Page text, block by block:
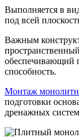
Выполняется в
под всей
Важным
обеспечивающий
способность.
Монтаж
подготовки
дренажных